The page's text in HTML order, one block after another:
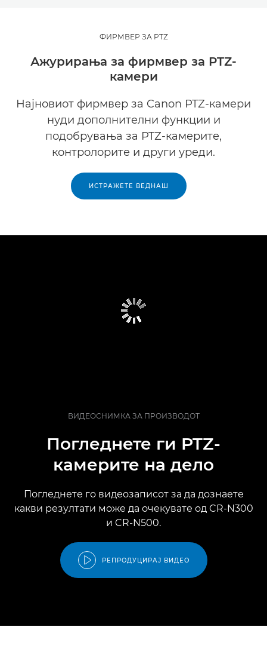
ФИРМВЕР ЗА PTZ
Ажурирања за фирмвер за PTZ-
камери
Најновиот фирмвер за Canon PTZ-камери
нуди дополнителни функции и
подобрувања за PTZ-камерите,
контролорите и други уреди.
ИСТРАЖЕТЕ ВЕДНАШ
ВИДЕОСНИМКА ЗА ПРОИЗВОДОТ
Погледнете ги PTZ-
камерите на дело
Погледнете го видеозаписот за да дознаете
какви резултати може да очекувате од CR-N300
и CR-N500.
РЕПРОДУЦИРАЈ ВИДЕО